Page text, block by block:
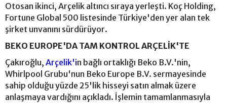
Otosan ikinci, Arçelik altıncı sıraya yerleşti. Koç Holding,
Fortune Global 500 listesinde Türkiye'den yer alan tek
şirket unvanını sürdürüyor.
BEKO EUROPE'DA TAM KONTROL ARÇELİK'TE
Çakıroğlu, Arçelik'in bağlı ortaklığı Beko B.V.'nin,
Whirlpool Grubu'nun Beko Europe B.V. sermayesinde
sahip olduğu yüzde 25'lik hisseyi satın almak üzere
anlaşmaya vardığını açıkladı. İşlemin tamamlanmasıyla